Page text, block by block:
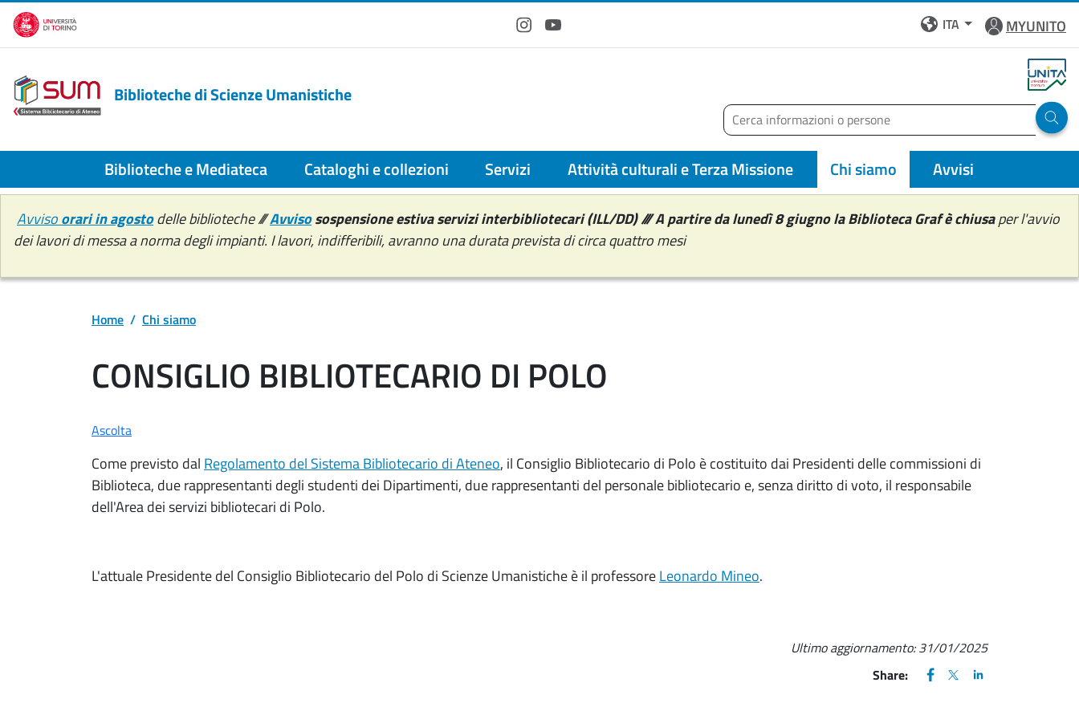
Salta al contenuto principale
Instagram
YouTube
ITA MYUNITO
Biblioteche di Scienze Umanistiche
Cerca
Run
Biblioteche e Mediateca Cataloghi e collezioni Servizi Attività culturali e Terza Missione Chi siamo Avvisi
Avvisoorari in agostodelle biblioteche ///Avvisosospensione estiva servizi interbibliotecari (ILL/DD) /// A partire da lunedì 8giugno la Biblioteca Graf è chiusaper l'avvio
dei lavori di messa a norma degli impianti. I lavori, indifferibili, avranno una durata prevista di circa quattro mesi
Home Chi siamo
CONSIGLIO BIBLIOTECARIO DI POLO
Ascolta
Come previsto dal Regolamento del Sistema Bibliotecario di Ateneo, il Consiglio Bibliotecario di Polo è costituito dai Presidenti delle commissioni di
Biblioteca, due rappresentanti degli studenti dei Dipartimenti, due rappresentanti del personale bibliotecario e, senza diritto di voto, il responsabile
dell'Area dei servizi bibliotecari di Polo.
L'attuale Presidente del Consiglio Bibliotecario del Polo di Scienze Umanistiche è il professoreLeonardo Mineo.
Ultimo aggiornamento:31/01/2025
Share:
FACEBOOK
(apre una nuova finestra)
X
(apre una nuova
LINKEDIN
(apre una nuova